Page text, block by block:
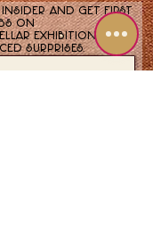
.슬로우 번은서두
래 머물고, 유혹
관능적인 포옹에
합니다.
insider and get first
on
exhibitions, and
surprises.